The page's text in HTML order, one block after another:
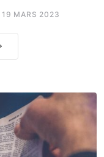
19 MARS 2023